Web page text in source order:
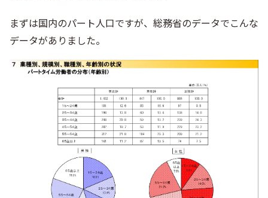
まずは国内のパート人口ですが、総務省のデータでこんな
データがありました。